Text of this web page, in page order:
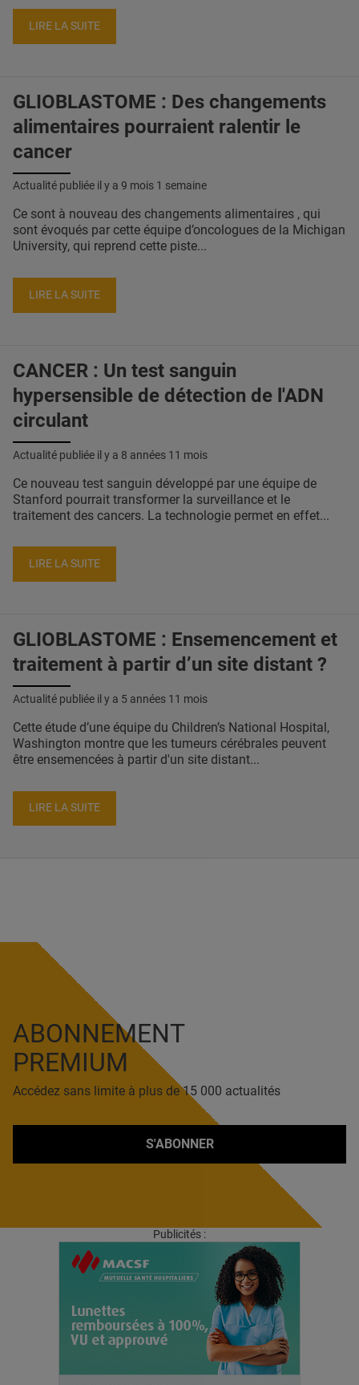
LIRE LA SUITE
GLIOBLASTOME : Des changements
alimentaires pourraient ralentir le
cancer
Actualité publiée il y a 9 mois 1 semaine
Ce sont à nouveau des changements alimentaires , qui
sont évoqués par cette équipe d’oncologues de la Michigan
University, qui reprend cette piste...
LIRE LA SUITE
CANCER : Un test sanguin
hypersensible de détection de l'ADN
circulant
Actualité publiée il y a 8 années 11 mois
Ce nouveau test sanguin développé par une équipe de
Stanford pourrait transformer la surveillance et le
traitement des cancers. La technologie permet en effet...
LIRE LA SUITE
GLIOBLASTOME : Ensemencement et
traitement à partir d’un site distant ?
Actualité publiée il y a 5 années 11 mois
Cette étude d’une équipe du Children’s National Hospital,
Washington montre que les tumeurs cérébrales peuvent
être ensemencées à partir d'un site distant...
LIRE LA SUITE
ABONNEMENT
PREMIUM
Accédez sans limite à plus de 15 000 actualités
S'ABONNER
Publicités :